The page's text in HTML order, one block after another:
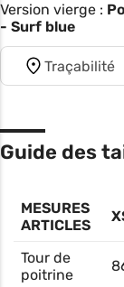
Version vierge :
- Surf blue
Traçabilité
Guide des
MESURES
ARTICLES
Tour de
poitrine